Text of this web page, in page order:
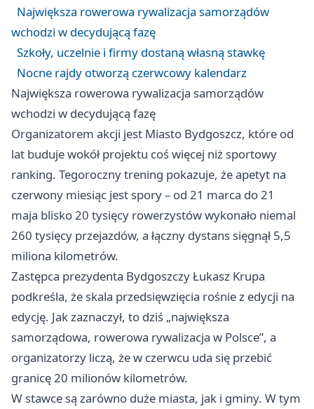
Największa rowerowa rywalizacja samorządów
wchodzi w decydującą fazę
Szkoły, uczelnie i firmy dostaną własną stawkę
Nocne rajdy otworzą czerwcowy kalendarz
Największa rowerowa rywalizacja samorządów
wchodzi w decydującą fazę
Organizatorem akcji jest Miasto Bydgoszcz, które od
lat buduje wokół projektu coś więcej niż sportowy
ranking. Tegoroczny trening pokazuje, że apetyt na
czerwony miesiąc jest spory – od 21 marca do 21
maja blisko 20 tysięcy rowerzystów wykonało niemal
260 tysięcy przejazdów, a łączny dystans sięgnął 5,5
miliona kilometrów.
Zastępca prezydenta Bydgoszczy Łukasz Krupa
podkreśla, że skala przedsięwzięcia rośnie z edycji na
edycję. Jak zaznaczył, to dziś „największa
samorządowa, rowerowa rywalizacja w Polsce”, a
organizatorzy liczą, że w czerwcu uda się przebić
granicę 20 milionów kilometrów.
W stawce są zarówno duże miasta, jak i gminy. W tym